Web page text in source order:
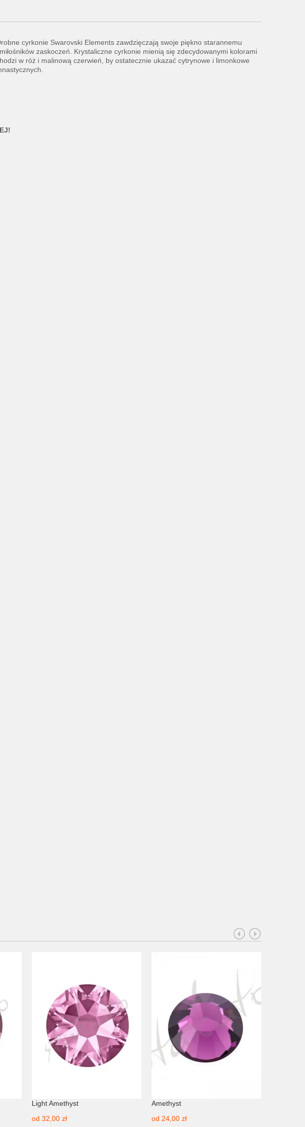
cyrkonie Swarovski Elements zawdzięczają swoje piękno starannemu
zaskoczeń. Krystaliczne cyrkonie mienią się zdecydowanymi kolorami
w róż i malinową czerwień, by ostatecznie ukazać cytrynowe i limonkowe
Light Amethyst
od 32,00 zł
Amethyst
od 24,00 zł